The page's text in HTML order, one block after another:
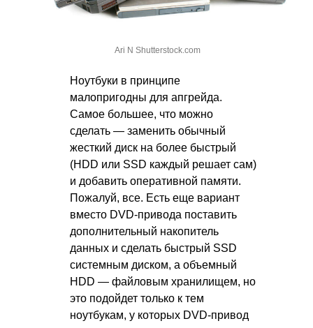
Ari N Shutterstock.com
Ноутбуки в принципе
малопригодны для апгрейда.
Самое большее, что можно
сделать — заменить обычный
жесткий диск на более быстрый
(HDD или SSD каждый решает сам)
и добавить оперативной памяти.
Пожалуй, все. Есть еще вариант
вместо DVD-привода поставить
дополнительный накопитель
данных и сделать быстрый SSD
системным диском, а объемный
HDD — файловым хранилищем, но
это подойдет только к тем
ноутбукам, у которых DVD-привод